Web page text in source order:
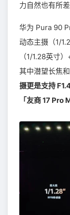
力自然也有所差
华为 Pura 90
动态主摄（1/
（1/1.28英寸
其中潜望长焦
摄更是支持
「友商 17 Pro